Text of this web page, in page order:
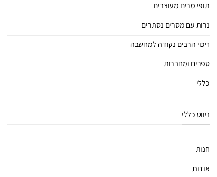
תופי מרים מעוצבים
נרות עם מסרים נסתרים
זיכוי הרבים נקודה למחשבה
ספרים ומחברות
כללי
ניווט כללי
חנות
אודות